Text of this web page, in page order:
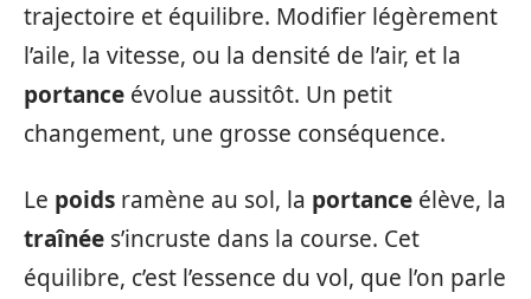
trajectoire et équilibre. Modifier légèrement
l’aile, la vitesse, ou la densité de l’air, et la
portance évolue aussitôt. Un petit
changement, une grosse conséquence.
Le poids ramène au sol, la portance élève, la
traînée s’incruste dans la course. Cet
équilibre, c’est l’essence du vol, que l’on parle